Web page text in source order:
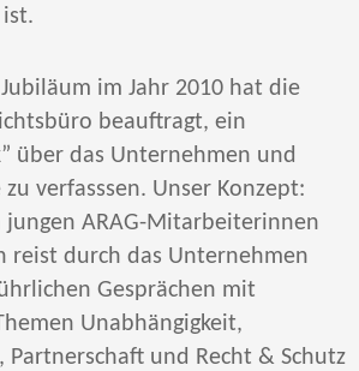
im Jahr 2010 hat die
beauftragt, ein
über das Unternehmen und
verfasssen. Unser Konzept:
jungen ARAG-Mitarbeiterinnen
reist durch das Unternehmen
Gesprächen mit
Unabhängigkeit,
und Recht & Schutz